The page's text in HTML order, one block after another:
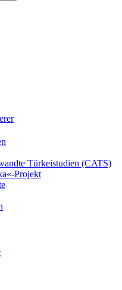
Türkeistudien (CATS)
Projekt